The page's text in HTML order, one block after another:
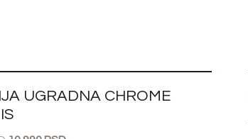
UGRADNA CHROME